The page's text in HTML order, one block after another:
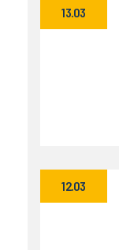
13.03
12.03